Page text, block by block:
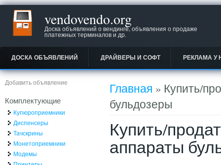
vendovendo.org
Доска объявлений о вендинге, объявления о продаже
платежных терминалов и др.
ДОСКА ОБЪЯВЛЕНИЙ ДРАЙВЕРЫ И СОФТ РЕКЛАМА У
Вы здесь
Главная » Купить/
бульдозеры
Купить/
аппараты
Добавить объявление
Комплектующие
Купюроприемники
Диспенсеры
Тачскрины
Монетоприемники
Модемы